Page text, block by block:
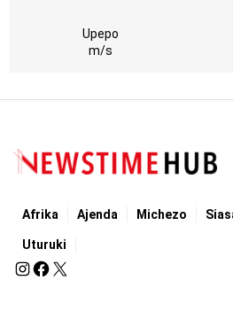
Upepo
m/s
Afrika Ajenda Michezo
Uturuki